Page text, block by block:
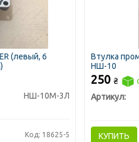
(левый, 6
НШ-10М-3Л
Код: 18625-5
Втулка
НШ-10
250 ₴
Артикул:
КУПИТЬ